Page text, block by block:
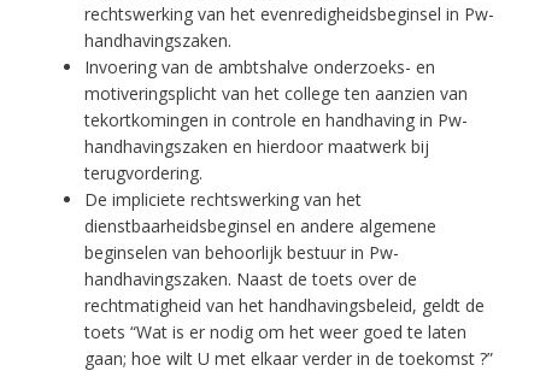
rechtswerking van het evenredigheidsbeginsel in Pw-
handhavingszaken.
Invoering van de ambtshalve onderzoeks- en
motiveringsplicht van het college ten aanzien van
tekortkomingen in controle en handhaving in Pw-
handhavingszaken en hierdoor maatwerk bij
terugvordering.
De impliciete rechtswerking van het
dienstbaarheidsbeginsel en andere algemene
beginselen van behoorlijk bestuur in Pw-
handhavingszaken. Naast de toets over de
rechtmatigheid van het handhavingsbeleid, geldt de
toets “Wat is er nodig om het weer goed te laten
gaan; hoe wilt U met elkaar verder in de toekomst ?”